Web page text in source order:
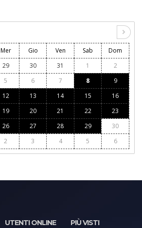
Mer Gio Ven Sab
Dom
29 30 31 1
2
5 6 7 8
9
12 13 14 15
16
19 20 21 22
23
26 27 28 29
30
2 3 4 5 6
UTENTI ONLINE
PIÙ VISTI